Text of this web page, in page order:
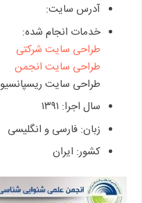
آدرس سایت:
خدمات انجام شده:
طراحی سایت شرکتی
طراحی سایت انجمن
طراحی سایت ریسپانسیو
سال اجرا: ۱۳۹۱
زبان: فارسی و انگلیسی
کشور: ایران